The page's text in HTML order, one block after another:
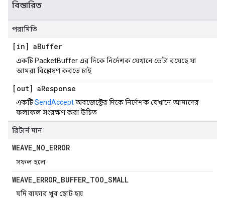
বিস্তারিত
পরামিতি
[in] aBuffer
একটি PacketBuffer এর দিকে নির্দেশক যেখানে ডেটা রয়েছে যা
আমরা বিশ্লেষণ করতে চাই
[out] aResponse
একটিSendAcceptঅবজেক্টের দিকে নির্দেশক যেখানে আমাদের
ফলাফল সংরক্ষণ করা উচিত
রিটার্ন মান
WEAVE_NO_ERROR
সফল হলে
WEAVE_ERROR_BUFFER_TOO_SMALL
যদি বাফার খুব ছোট হয়